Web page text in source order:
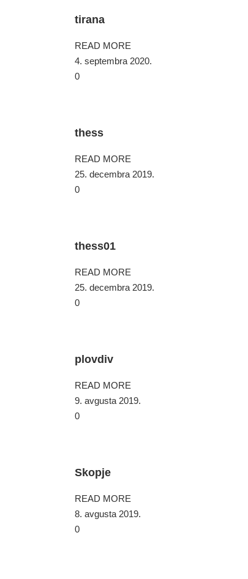
tirana
READ MORE
4. septembra 2020.
0
thess
READ MORE
25. decembra 2019.
0
thess01
READ MORE
25. decembra 2019.
0
plovdiv
READ MORE
9. avgusta 2019.
0
Skopje
READ MORE
8. avgusta 2019.
0